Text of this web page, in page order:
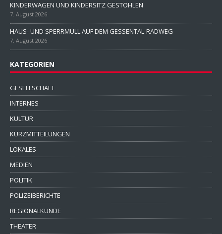
KINDERWAGEN UND KINDERSITZ GESTOHLEN
7. August 2026
HAUS- UND SPERRMÜLL AUF DEM GESSENTAL-RADWEG
7. August 2026
KATEGORIEN
GESELLSCHAFT
INTERNES
KULTUR
KURZMITTEILUNGEN
LOKALES
MEDIEN
POLITIK
POLIZEIBERICHTE
REGIONALKUNDE
THEATER